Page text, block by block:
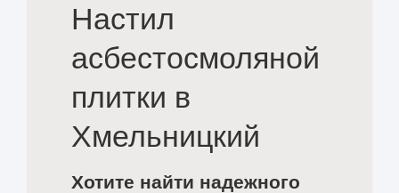
Настил
асбестосмоляной
плитки в
Хмельницкий
Хотите найти надежного